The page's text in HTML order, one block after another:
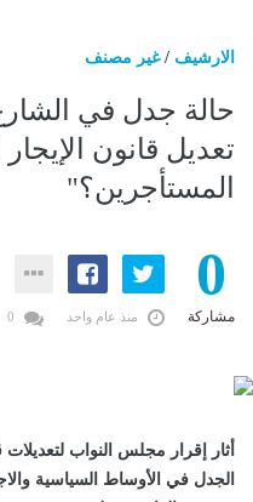
الارشيف /غير مصنف
حالة جدل في
تعديل قانون
المستأجرين؟"
0
مشاركة منذ عام واحد
أثار إقرار مجلس النواب
الجدل في الأوساط السياسية